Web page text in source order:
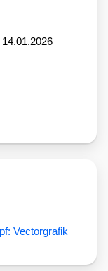
14.01.2026